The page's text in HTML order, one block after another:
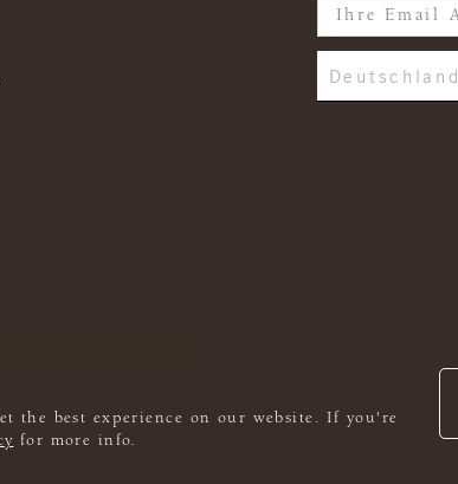
the best experience on our website. If you're
for more info.
Deutschland